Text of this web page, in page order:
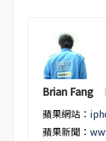
Brian Fang
蘋果網站：
蘋果新聞：